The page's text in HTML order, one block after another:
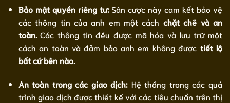
Bảo mật quyền riêng tư:Sân cược này cam kết bảo vệ
các thông tin của anh em một cách chặt chẽ và an
toàn.Các thông tin đều được mã hóa và lưu trữ một
cách an toàn và đảm bảo anh em không được tiết lộ
bất cứ bên nào.
An toàn trong các giao dịch: Hệ thống trong các quá
trình giao dịch được thiết kế với các tiêu chuẩn trên thị